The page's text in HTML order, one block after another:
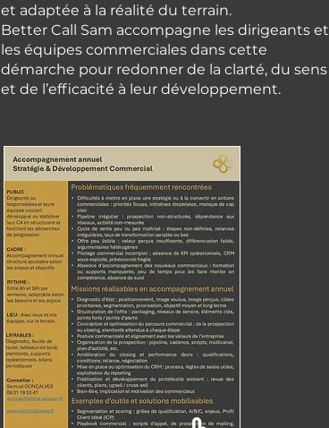
et adaptée à la réalité du terrain.
Better Call Sam accompagne les dirigeants et
les équipes commerciales dans cette
démarche pour redonner de la clarté, du sens
et de l’efficacité à leur développement.